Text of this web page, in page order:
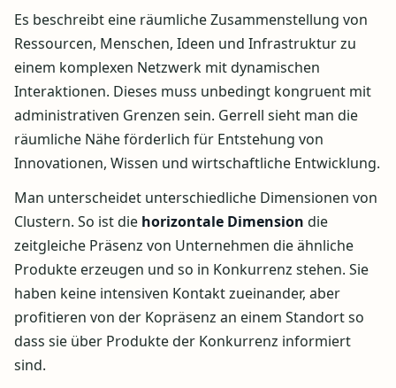
Es beschreibt eine räumliche Zusammenstellung von
Ressourcen, Menschen, Ideen und Infrastruktur zu
einem komplexen Netzwerk mit dynamischen
Interaktionen. Dieses muss unbedingt kongruent mit
administrativen Grenzen sein. Gerrell sieht man die
räumliche Nähe förderlich für Entstehung von
Innovationen, Wissen und wirtschaftliche Entwicklung.
Man unterscheidet unterschiedliche Dimensionen von
Clustern. So ist die horizontale Dimension die
zeitgleiche Präsenz von Unternehmen die ähnliche
Produkte erzeugen und so in Konkurrenz stehen. Sie
haben keine intensiven Kontakt zueinander, aber
profitieren von der Kopräsenz an einem Standort so
dass sie über Produkte der Konkurrenz informiert
sind.